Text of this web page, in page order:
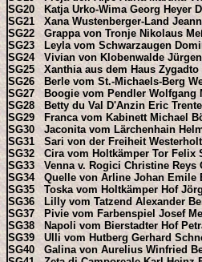
SG20 Katja Urko-Wima Georg Heyer
SG21 Xana Wustenberger-Land
SG22 Grappa von Tronje Nikolaus
SG23 Leyla vom Schwarzaugen
SG24 Vivian von Klobenwalde
SG25 Xanthia aus dem Haus
SG26 Berle vom St.-Michaels-Berg
SG27 Boogie vom Pendler Wolfgang
SG28 Betty du Val D'Anzin Eric
SG29 Franca vom Kabinett Michael
SG30 Jaconita vom Lärchenhain
SG31 Sari von der Freiheit
SG32 Cira vom Holtkämper Tor Felix
SG33 Venna v. Rogici Christine Reys
SG34 Quelle von Arline Johan Emile
SG35 Toska vom Holtkämper Hof
SG36 Lilly vom Tatzend Alexander
SG37 Pivie vom Farbenspiel Josef
SG38 Napoli vom Bierstadter Hof
SG39 Ulli vom Hutberg Gerhard
SG40 Galina von Aurelius Winfried